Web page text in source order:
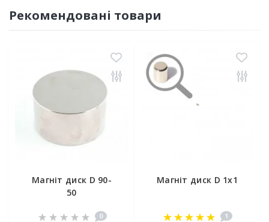
Рекомендовані товари
Магніт диск D 90-
50
0
Магніт диск D 1х1
1